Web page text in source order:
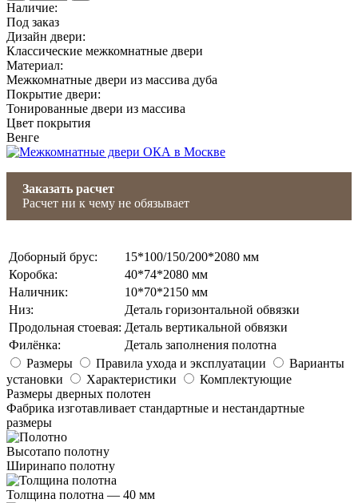
Наличие:
Под заказ
Дизайн двери:
Классические межкомнатные двери
Материал:
Межкомнатные двери из массива дуба
Покрытие двери:
Тонированные двери из массива
Цвет покрытия
Венге
Заказать расчет
Расчет ни к чему не обязывает
Доборный брус:
15*100/150/200*2080 мм
Коробка:
40*74*2080 мм
Наличник:
10*70*2150 мм
Низ:
Деталь горизонтальной обвязки
Продольная стоевая: Деталь вертикальной обвязки
Филёнка:
Деталь заполнения полотна
Размеры
Правила ухода и эксплуатации
Варианты
установки
Характеристики
Комплектующие
Размеры дверных полотен
Фабрика изготавливает стандартные и нестандартные
размеры
Высотапо полотну
Ширинапо полотну
Толщина полотна — 40 мм